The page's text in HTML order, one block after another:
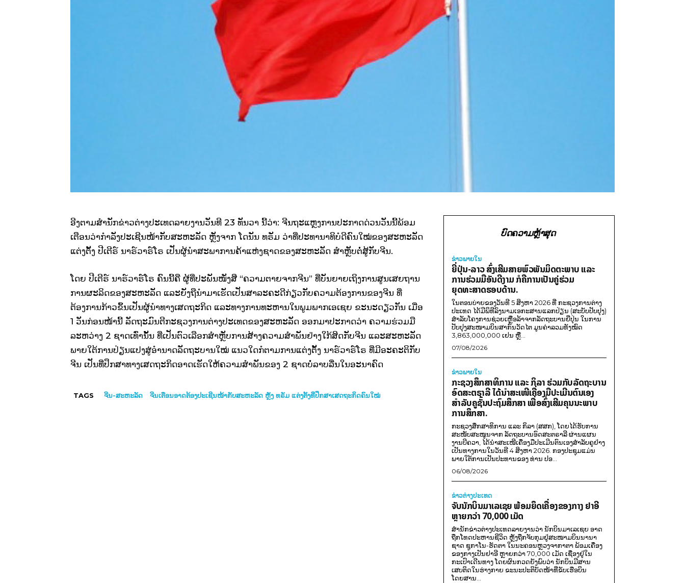
ອີງຕາມສໍານັກຂ່າວຕ່າງປະເທດລາຍງານວັນທີ 23 ທັນວາ ນີ້ວ່າ: ຈີນຖະແຫຼງການປະກາດດ່ວນວັນນີ້ພ້ອມ
ເຕືອນວ່າກໍາລັງປະເຊີນໜ້າກັບສະຫະລັດ ຫຼັງຈາກ ໂດນັນ ທຣັມ ວ່າທີ່ປະທານາທິບໍດີຄົນໃໝ່ຂອງສະຫະລັດ
ແຕ່ງຕັ້ງ ປີເຕີຣ໌ ນາຣ໌ວາຣ໌ໂຣ ເປັນຜູ້ນໍາສະພາການຄ້າແຫ່ງຊາດຂອງສະຫະລັດ ສໍາຫຼັບຕໍ່ສູ້ກັບຈີນ.
ໂດຍ ປີເຕີຣ໌ ນາຣ໌ວາຣ໌ໂຣ ຄົນນີ້ຄື ຜູ້ທີ່ປະພັນໜັງສື “ຄວາມຕາຍຈາກຈີນ” ທີ່ບັນຍາຍເຖິງການສູນເສຍຖານ
ການຜະລິດຂອງສະຫະລັດ ແລະຍັງຖືນໍາມາເຮັດເປັນສາລະຄະດີກ່ຽວກັບຄວາມຕ້ອງການຂອງຈີນ ທີ່
ຕ້ອງການກ້າວຂຶ້ນເປັນຜູ້ນໍາທາງເສດຖະກິດ ແລະທາງການທະຫານໃນພູມພາກເອເຊຍ ຂະນະດຽວກັນ ເມື່ອ
1 ວັນກ່ອນໜ້ານີ້ ລັດຖະມົນຕີກະຊວງການຕ່າງປະເທດຂອງສະຫະລັດ ອອກມາປະກາດວ່າ ຄວາມຮ່ວມມື
ລະຫວ່າງ 2​ ຊາດເທົ່ານັ້ນ ທີ່ເປັນຕົວເລືອກສໍາຫຼັບການສ້າງຄວາມສໍາພັນຢ່າງໃກ້ສິດກັບຈີນ ແລະສະຫະລັດ
ພາຍໃຕ້ການປ່ຽນແປງສູ່ອໍານາດລັດຖະບານໃໝ່ ແນວໃດກໍຕາມການແຕ່ງຕັ້ງ ນາຣ໌ວາຣ໌ໂຣ ທີ່ມີອະຄະຕິກັບ
ຈີນ ເປັນທີ່ປຶກສາທາງເສດຖະກິດອາດເຮັດໃຫ້ຄວາມສໍາພັນຂອງ 2 ຊາດບໍ່ລາບລື່ນໃນອະນາຄົດ
TAGS ຈີນ-ສະຫະລັດ ຈີນເຕືອນອາດຕ້ອງປະເຊີນໜ້າກັບສະຫະລັດ ຫຼັງ ທຣັມ ແຕ່ງຕັ້ງທີ່ປຶກສາເສດຖະກິດຄົນໃໝ່
ບົດຄວາມຫຼ້າສຸດ
ຂ່າວພາຍ​ໃນ
ຍີ່ປຸ່ນ-ລາວ ສົ່ງເສີມສາຍພົວພັນມິດຕະພາບ ແລະ
ການຮ່ວມມືອັນດີງາມ ກໍຄືການເປັນຄູ່ຮ່ວມ
ຍຸດທະສາດຮອບດ້ານ.
ໃນຕອນບ່າຍຂອງວັນທີ 5 ສິງຫາ 2026 ທີ່ ກະຊວງການຕ່າງ
ປະເທດ ໄດ້ມີພິທີລົງນາມເອກະສານແລກປ່ຽນ (ສະບັບປັບປຸງ)
ສໍາລັບໂຄງການຊ່ວຍເຫຼືອລ້າຈາກລັດຖະບານຍີ່ປຸ່ນ ໃນການ
ປັບປຸງສະໜາມບິນສາກົນວັດໄຕ ມູນຄ່າລວມທັງໝົດ
3,863,000,000 ເຢນ ຫຼື...
07/08/2026
ຂ່າວພາຍ​ໃນ
ກະຊວງສຶກສາທິການ ແລະ ກິລາ ຮ່ວມກັບລັດຖະບານ
ອົດສະຕຣາລີ ໄດ້ນຳສະເໜີເຄື່ອງມືປະເມີນຕົນເອງ
ສຳລັບຄູຊັ້ນປະຖົມສຶກສາ ເພື່ອສົ່ງເສີມຄຸນນະພາບ
ການສຶກສາ.
ກະຊວງສຶກສາທິການ ແລະ ກິລາ (ສສກ), ໂດຍໄດ້ຮັບການ
ສະໜັບສະໜູນຈາກ ລັດຖະບານອົດສະຕຣາລີ ຜ່ານແຜນ
ງານບີຄວາ, ໄດ້ນຳສະເໜີເຄື່ອງມືປະເມີນຕົນເອງສຳລັບຄູຢ່າງ
ເປັນທາງການໃນວັນທີ 4 ສິງຫາ 2026. ກອງປະຊຸມແມ່ນ
ພາຍໃຕ້ການເປັນປະທານຂອງ ທ່ານ ປອ...
06/08/2026
ຂ່າວຕ່າງປະເທດ
ຈັບນັກບິນມາເລເຊຍ ພ້ອມຍຶດເຄື່ອງຂອງກາງ ຢາອີ
ຫຼາຍກວ່າ 70,000 ເມັດ
ສຳນັກຂ່າວຕ່າງປະເທດລາຍງານວ່າ ນັກບິນມາເລເຊຍ ອາດ
ຖືກໂທດປະຫານຊີວິດ ຫຼັງຖືກຈັບກຸມຢູ່ສະໜາມບິນນານາ
ຊາດ ຊູກາໂນ-ຮັດຕາ ໃນນະຄອນຫຼວງຈາກາຕາ ພ້ອມເຄື່ອງ
ຂອງກາງເປັນຢາອີ ຫຼາຍກວ່າ 70,000 ເມັດ ເຊື່ອງຢູ່ໃນ
ກະເປົາເດີນທາງ ໂດຍຜົນກວດຍັງພົບວ່າ ນັກບິນມີສານ
ເສບຕິດໃນຮ່າງກາຍ ຂະນະປະຕິບັດໜ້າທີ່ຂັບເຮືອບິນ
ໂດຍສານ...